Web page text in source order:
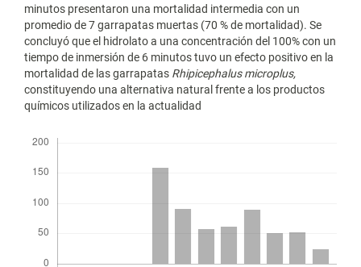
minutos presentaron una mortalidad intermedia con un
promedio de 7 garrapatas muertas (70 % de mortalidad). Se
concluyó que el hidrolato a una concentración del 100% con un
tiempo de inmersión de 6 minutos tuvo un efecto positivo en la
mortalidad de las garrapatas Rhipicephalus microplus,
constituyendo una alternativa natural frente a los productos
químicos utilizados en la actualidad